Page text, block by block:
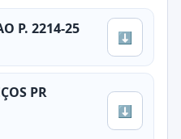
P. 2214-25 ⬇
PR
⬇